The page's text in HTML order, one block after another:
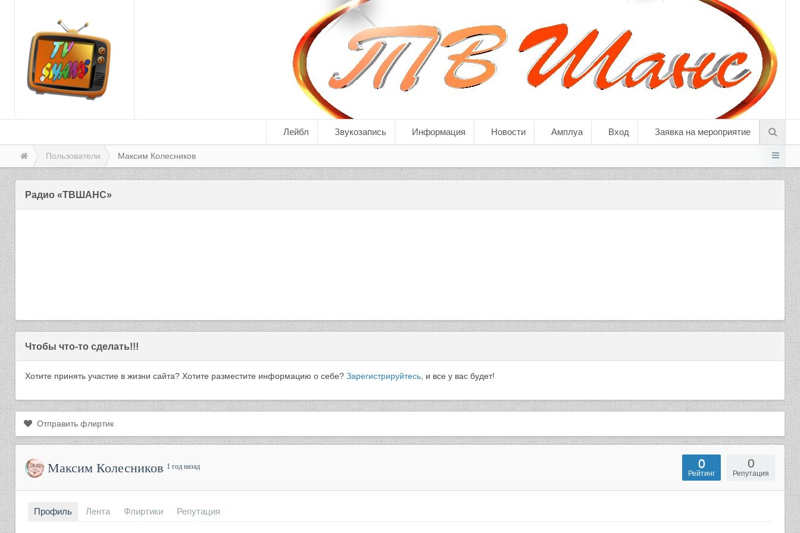
Лейбл Звукозапись Информация Новости Амплуа Вход Заявка на мероприятие
Пользователи Максим Колесников
Радио «ТВШАНС»
Чтобы что-то сделать!!!
Хотите принять участие в жизни сайта? Хотите разместите информацию о себе? Зарегистрируйтесь , и все у вас будет!
Отправить флиртик
Максим Колесников 1 год назад 0
Репутация
0
Рейтинг
Профиль Лента Флиртики Репутация